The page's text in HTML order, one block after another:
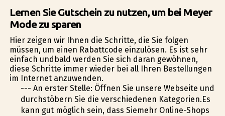
Lernen Sie Gutschein zu nutzen, um bei Meyer
Mode zu sparen
Hier zeigen wir Ihnen die Schritte, die Sie folgen
müssen, um einen Rabattcode einzulösen. Es ist sehr
einfach undbald werden Sie sich daran gewöhnen,
diese Schritte immer wieder bei all Ihren Bestellungen
im Internet anzuwenden.
--- An erster Stelle: Öffnen Sie unsere Webseite und
durchstöbern Sie die verschiedenen Kategorien.Es
kann gut möglich sein, dass Siemehr Online-Shops